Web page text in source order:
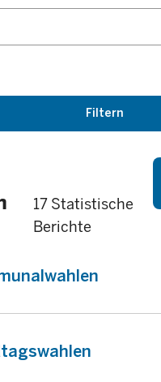
17 Statistische
Berichte